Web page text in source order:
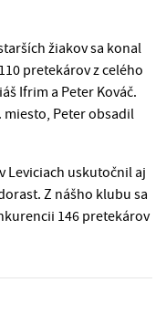
žiakov sa konal
pretekárov z celého
Ifrim a Peter Kováč.
miesto, Peter obsadil
Leviciach uskutočnil aj
Z nášho klubu sa
146 pretekárov